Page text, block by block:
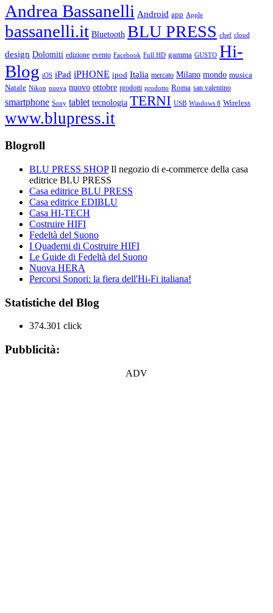
Andrea Bassanelli Android app Apple
bassanelli.it Bluetooth BLU PRESS chef cloud
design Dolomiti edizione evento Facebook Full HD gamma GUSTO Hi-
Blog iOS iPad iPHONE ipod Italia mercato Milano mondo musica
Natale Nikon nuova nuovo ottobre prodotti prodotto Roma san valentino
smartphone Sony tablet tecnologia TERNI USB Windows 8 Wireless
www.blupress.it
Blogroll
BLU PRESS SHOPIl negozio di e-commerce della casa
editrice BLU PRESS
Casa editrice BLU PRESS
Casa editrice EDIBLU
Casa HI-TECH
Costruire HIFI
Fedeltà del Suono
I Quaderni di Costruire HIFI
Le Guide di Fedeltà del Suono
Nuova HERA
Percorsi Sonori: la fiera dell'Hi-Fi italiana!
Statistiche del Blog
374.301 click
Pubblicità:
ADV